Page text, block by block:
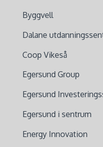
Byggvell
Dalane
Coop Vikeså
Egersund Group
Egersund
Egersund i sentrum
Energy Innovation